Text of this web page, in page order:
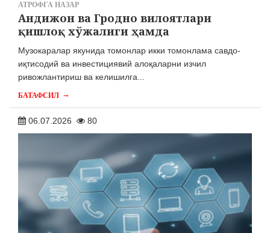
АТРОФГА НАЗАР
Андижон ва Гродно вилоятлари
қишлоқ хўжалиги ҳамда
Музокаралар якунида томонлар икки томонлама савдо-
иқтисодий ва инвестициявий алоқаларни изчил
ривожлантириш ва келишилга...
БАТАФСИЛ →
06.07.2026 80